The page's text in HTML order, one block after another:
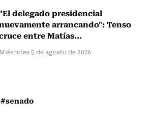
"El delegado presidencial
arrancando": Tenso
entre Matías...
5 de agosto de 2026
#senado